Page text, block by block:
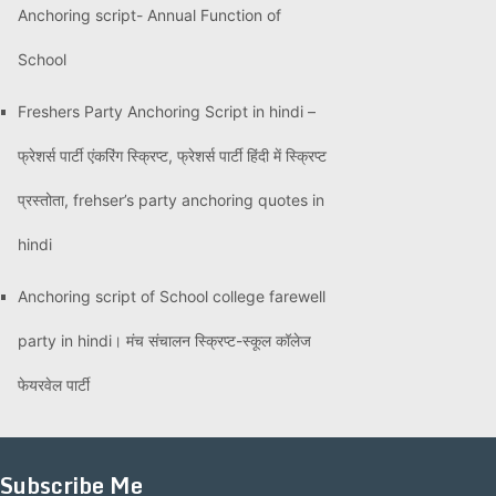
Anchoring script- Annual Function of
School
Freshers Party Anchoring Script in hindi –
फ्रेशर्स पार्टी एंकरिंग स्क्रिप्ट, फ्रेशर्स पार्टी हिंदी में स्क्रिप्ट
प्रस्तोता, frehser’s party anchoring quotes in
hindi
Anchoring script of School college farewell
party in hindi। मंच संचालन स्क्रिप्ट-स्कूल कॉलेज
फेयरवेल पार्टी
Subscribe Me